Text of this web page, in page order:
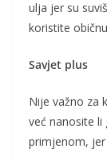
ulja jer su
koristite
Savjet plus
Nije važno za
već nanosite
primjenom,